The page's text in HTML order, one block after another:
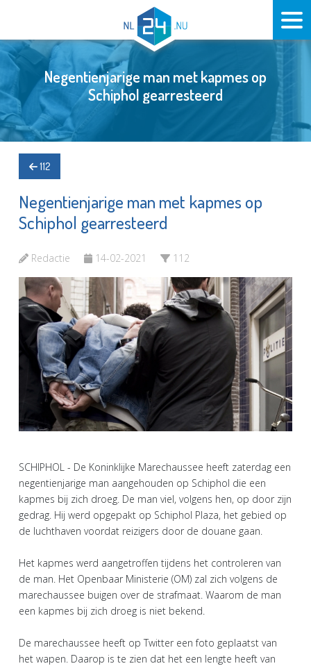
Negentienjarige man met kapmes op
Schiphol gearresteerd
112
Negentienjarige man met kapmes op
Schiphol gearresteerd
Redactie 14-02-2021 112
SCHIPHOL - De Koninklijke Marechaussee heeft zaterdag een
negentienjarige man aangehouden op Schiphol die een
kapmes bij zich droeg. De man viel, volgens hen, op door zijn
gedrag. Hij werd opgepakt op Schiphol Plaza, het gebied op
de luchthaven voordat reizigers door de douane gaan.
Het kapmes werd aangetroffen tijdens het controleren van
de man. Het Openbaar Ministerie (OM) zal zich volgens de
marechaussee buigen over de strafmaat. Waarom de man
een kapmes bij zich droeg is niet bekend.
De marechaussee heeft op Twitter een foto geplaatst van
het wapen. Daarop is te zien dat het een lengte heeft van